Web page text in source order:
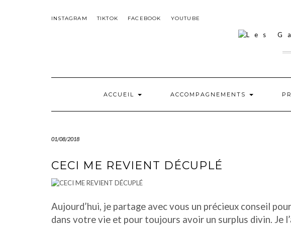
INSTAGRAM TIKTOK FACEBOOK YOUTUBE
ACCUEIL ACCOMPAGNEMENTS
01/08/2018
CECI ME REVIENT DÉCUPLÉ
Aujourd’hui, je partage avec vous un précieux conseil
dans votre vie et pour toujours avoir un surplus divin. Je